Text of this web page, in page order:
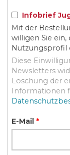
Infobrief
Mit der
willigen Sie ein,
Nutzungsprofil
Diese
Newsletters
Löschung der
Informationen
E-Mail *